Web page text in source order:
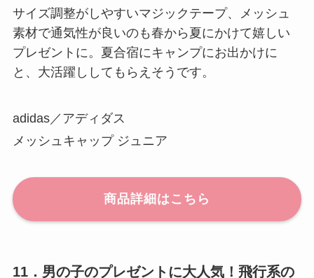
サイズ調整がしやすいマジックテープ、メッシュ
素材で通気性が良いのも春から夏にかけて嬉しい
プレゼントに。夏合宿にキャンプにお出かけに
と、大活躍ししてもらえそうです。
adidas／アディダス
メッシュキャップ ジュニア
商品詳細はこちら
11．男の子のプレゼントに大人気！飛行系の